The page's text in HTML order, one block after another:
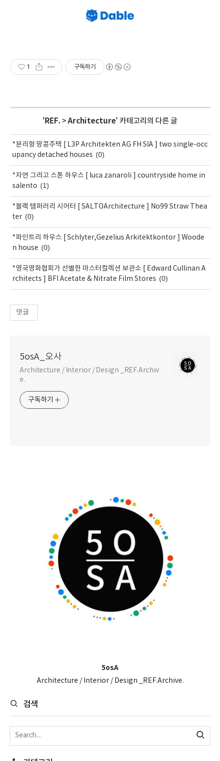
1 구독하기
' REF. >Architecture' 카테고리의 다른 글
*분리형 땅콩주택 [ L3P Architekten AG FH SIA ] two single-occ
upancy detached houses (0)
*자연 그리고 스톤 하우스 [ luca zanaroli ] countryside home in
salento (1)
*블랙 템퍼러리 시어터 [ SALTOArchitecture ] No99 Straw Thea
ter (0)
*파인트리 하우스 [ Schlyter,Gezelius Arkitektkontor ] Woode
n house (0)
*영국영화협회가 선별한 마스터컬렉션 보관소 [ Edward Cullinan A
rchitects ] BFI Acetate & Nitrate Film Stores (0)
댓글
5osA_오사
Architecture / Interior / Design _REF.Archiv
e.
구독하기
5osA
Architecture / Interior / Design _REF.Archive.
검색